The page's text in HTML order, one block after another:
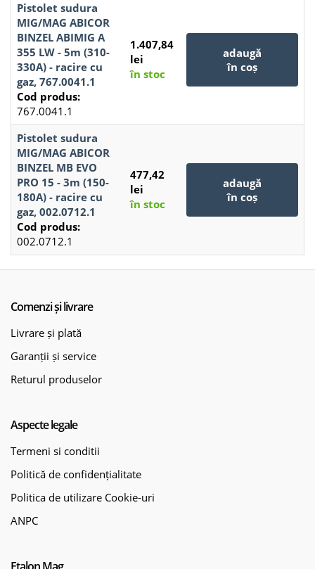
Pistolet sudura
MIG/MAG ABICOR
BINZEL ABIMIG A
355 LW - 5m (310-
330A) - racire cu
gaz, 767.0041.1
Cod produs:
767.0041.1
1.407,84
lei
în stoc
adaugă
în coș
Pistolet sudura
MIG/MAG ABICOR
BINZEL MB EVO
PRO 15 - 3m (150-
180A) - racire cu
gaz, 002.0712.1
Cod produs:
002.0712.1
477,42
lei
în stoc
adaugă
în coș
Comenzi și livrare
Livrare și plată
Garanții și service
Returul produselor
Aspecte legale
Termeni si conditii
Politică de confidențialitate
Politica de utilizare Cookie-uri
ANPC